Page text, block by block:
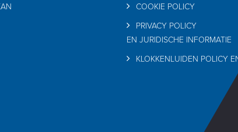
COOKIE POLICY
PRIVACY POLICY
EN JURIDISCHE INFORMATIE
KLOKKENLUIDEN POLICY EN